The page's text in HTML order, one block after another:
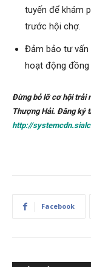
tuyến để khám
trước hội chợ.
Đảm bảo tư
hoạt động đồng
Đừng bỏ lỡ cơ hội trải
Thượng Hải. Đăng ký
http://
Facebook